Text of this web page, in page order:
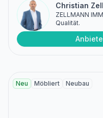
Christian
ZELLMANN
Qualität.
Neu Möbliert Neubau